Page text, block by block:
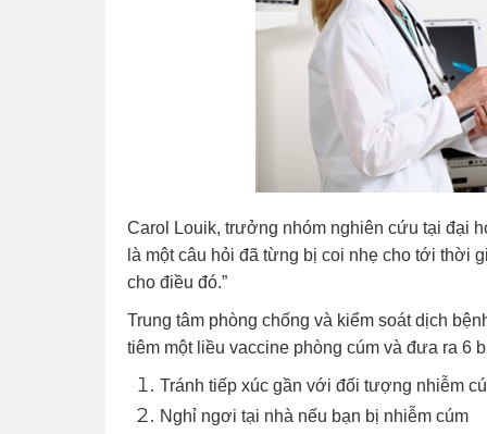
Carol Louik, trưởng nhóm nghiên cứu tại đại
là một câu hỏi đã từng bị coi nhẹ cho tới thời
cho điều đó.”
Trung tâm phòng chống và kiểm soát dịch
tiêm một liều vaccine phòng cúm và đưa ra 6
Tránh tiếp xúc gần với đối tượng nhiễm
Nghỉ ngơi tại nhà nếu bạn bị nhiễm cúm